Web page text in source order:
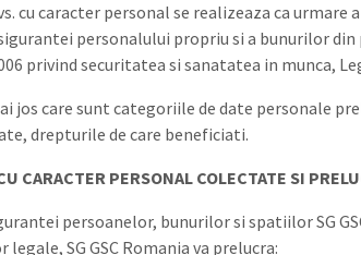
cu caracter personal se realizeaza ca
personalului propriu si a bunurilor
privind securitatea si sanatatea in munca,
jos care sunt categoriile de date personale
drepturile de care beneficiati.
CARACTER PERSONAL COLECTATE SI
persoanelor, bunurilor si spatiilor SG
SG GSC Romania va prelucra: